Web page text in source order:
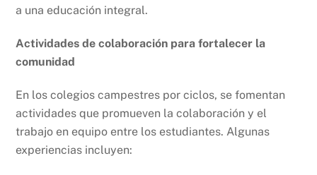
a una educación integral.
Actividades de colaboración para fortalecer la
comunidad
En los colegios campestres por ciclos, se fomentan
actividades que promueven la colaboración y el
trabajo en equipo entre los estudiantes. Algunas
experiencias incluyen: